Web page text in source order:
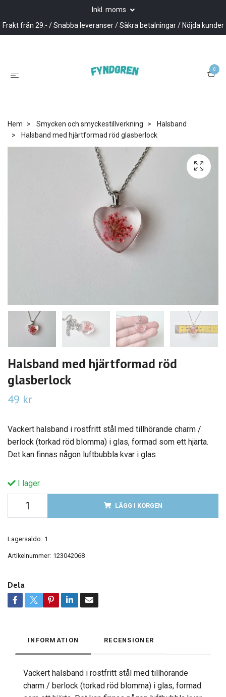
Inkl. moms
Frakt från 29:- / Snabba leveranser / Säkra betalningar / Nöjda kunder
0
Hem Smycken och smyckestillverkning
Halsband
Halsband med hjärtformad röd glasberlock
Halsband med hjärtformad röd
glasberlock
49 kr
Vackert halsband i rostfritt stål med tillhörande charm /
berlock (torkad röd blomma) i glas, formad som ett hjärta.
Det kan finnas någon luftbubbla kvar i glas
I lager.
LÄGG I KORGEN
Lagersaldo: 1
Artikelnummer: 123042068
Dela
INFORMATION RECENSIONER
Vackert halsband i rostfritt stål med tillhörande
charm / berlock (torkad röd blomma) i glas, formad